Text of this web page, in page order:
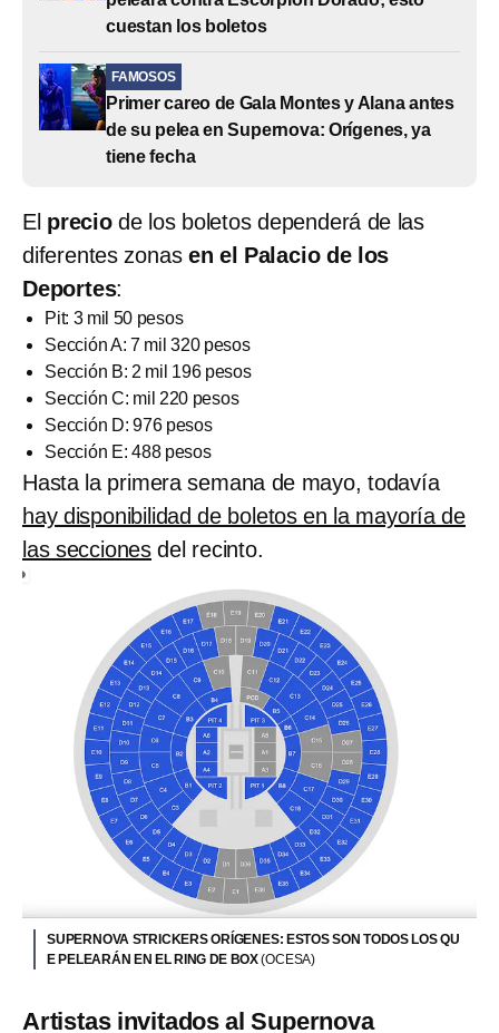
cuestan los boletos
FAMOSOS
Primer careo de Gala Montes y Alana antes
de su pelea en Supernova: Orígenes, ya
tiene fecha
El preciode los boletos dependerá de las
diferentes zonas en el Palacio de los
Deportes:
Pit: 3 mil 50 pesos
Sección A: 7 mil 320 pesos
Sección B: 2 mil 196 pesos
Sección C: mil 220 pesos
Sección D: 976 pesos
Sección E: 488 pesos
Hasta la primera semana de mayo, todavía
hay disponibilidad de boletos en la mayoría de
las secciones del recinto.
SUPERNOVA STRICKERS ORÍGENES: ESTOS SON TODOS LOS QU
E PELEARÁN EN EL RING DE BOX(OCESA)
Artistas invitados al Supernova